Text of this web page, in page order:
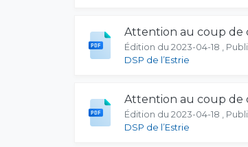
Attention au coup de
Édition du 2023-04-18 ,
DSP de l’Estrie
Attention au coup de
Édition du 2023-04-18 ,
DSP de l’Estrie